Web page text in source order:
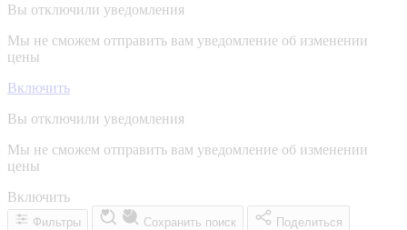
Вы отключили уведомления
Мы не сможем отправить вам уведомление об изменении
цены
Включить
Вы отключили уведомления
Мы не сможем отправить вам уведомление об изменении
цены
Включить
Фильтры Сохранить поиск Поделиться